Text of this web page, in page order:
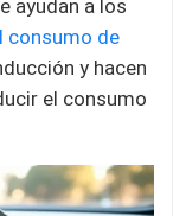
ayudan a los
consumo de
y hacen
el consumo